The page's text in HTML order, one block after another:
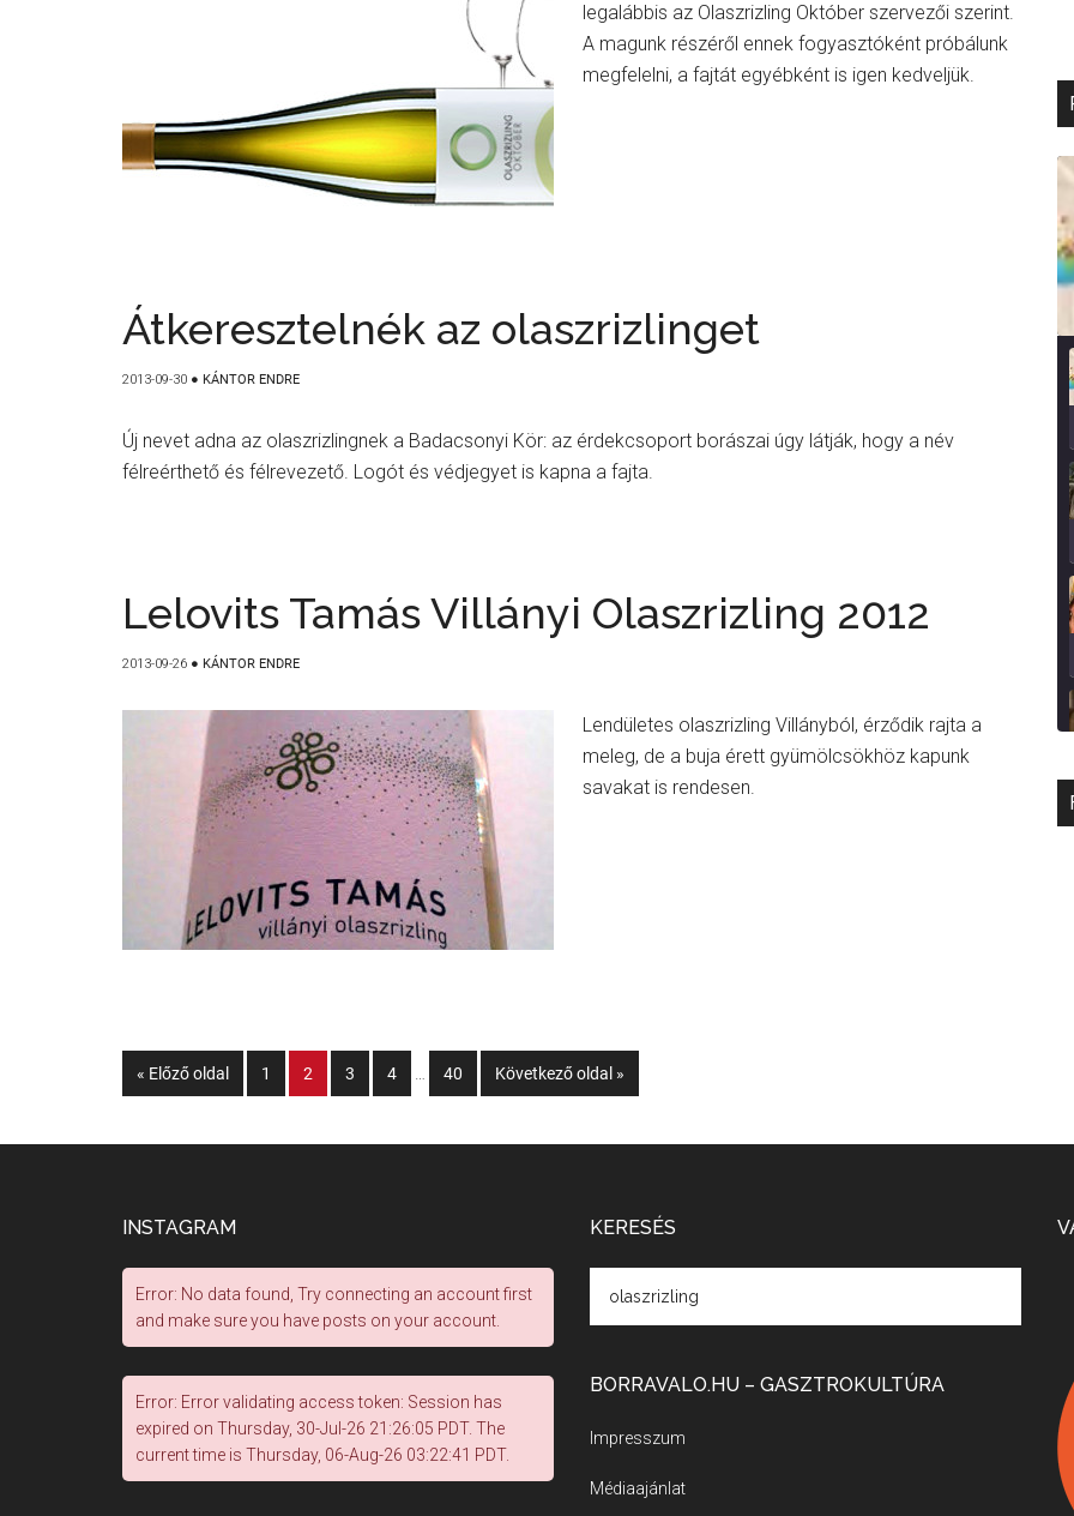
legalábbis az Olaszrizling Október szervezői szerint.
A magunk részéről ennek fogyasztóként próbálunk
megfelelni, a fajtát egyébként is igen kedveljük.
Átkeresztelnék az olaszrizlinget
2013-09-30 ● KÁNTOR ENDRE
Új nevet adna az olaszrizlingnek a Badacsonyi Kör: az érdekcsoport borászai úgy látják, hogy a név
félreérthető és félrevezető. Logót és védjegyet is kapna a fajta.
Lelovits Tamás Villányi Olaszrizling 2012
2013-09-26 ● KÁNTOR ENDRE
Lendületes olaszrizling Villányból, érződik rajta a
meleg, de a buja érett gyümölcsökhöz kapunk
savakat is rendesen.
« Előző oldal 1 2 3 4 40 Következő oldal »
INSTAGRAM
Error: No data found, Try connecting an account first
and make sure you have posts on your account.
Error: Error validating access token: Session has
expired on Thursday, 30-Jul-26 21:26:05 PDT. The
current time is Thursday, 06-Aug-26 03:22:41 PDT.
KERESÉS
BORRAVALO.HU – GASZTROKULTÚRA
Impresszum
Médiaajánlat